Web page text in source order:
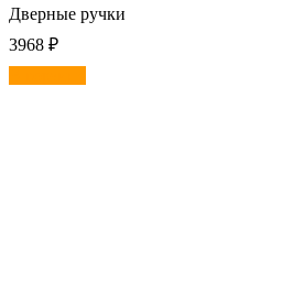
Дверные ручки
3968 ₽